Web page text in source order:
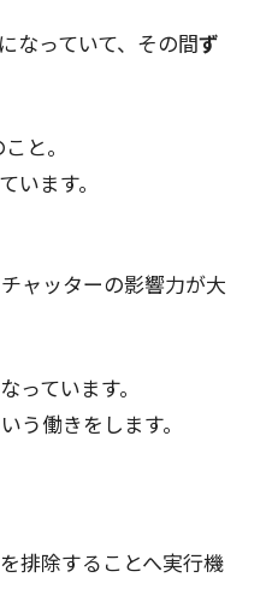
なっていて、その間ず
と。
ます。
ャッターの影響力が大
ています。
う働きをします。
排除することへ実行機